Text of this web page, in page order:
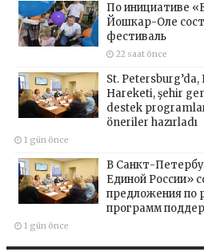
По инициативе
Йошкар-Оле
фестиваль
22 saat önce
St.
Hareketi, şehir
destek
öneriler hazırladı
1 gün önce
В Санкт-
Единой России»
предложения по
программ
1 gün önce